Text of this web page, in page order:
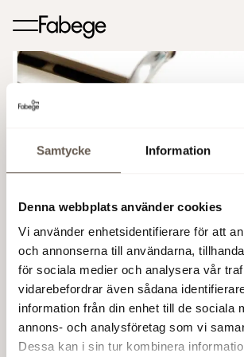
Samtycke Information
Denna webbplats använder cookies
Vi använder enhetsidentifierare för att
och annonserna till användarna,
för sociala medier och analysera vår
vidarebefordrar även sådana
information från din enhet till de sociala
annons- och analysföretag som vi
Dessa kan i sin tur kombinera
Citi's 2024 Global
Property CEO
Conference, Miami
3 - 6 Mar 2024
Add to calendar